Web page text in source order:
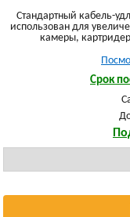
Стандартный кабель-
использован для
камеры,
Срок